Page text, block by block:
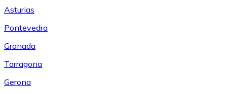
Asturias
Pontevedra
Granada
Tarragona
Gerona